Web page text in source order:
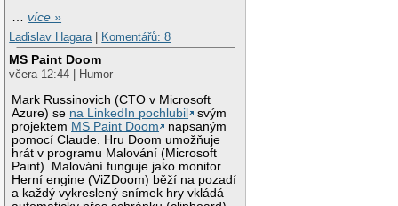
…více »
Ladislav Hagara
Komentářů: 8
MS Paint Doom
včera 12:44 | Humor
Mark Russinovich (CTO v Microsoft
Azure) se na LinkedIn pochlubil
svým
projektem MS Paint Doom
napsaným
pomocí Claude. Hru Doom umožňuje
hrát v programu Malování (Microsoft
Paint). Malování funguje jako monitor.
Herní engine (ViZDoom) běží na pozadí
a každý vykreslený snímek hry vkládá